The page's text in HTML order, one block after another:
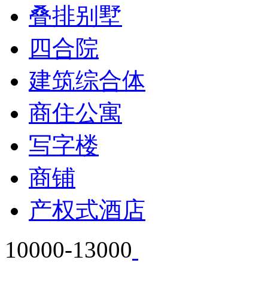
叠排别墅
四合院
建筑综合体
商住公寓
写字楼
商铺
产权式酒店
10000-13000